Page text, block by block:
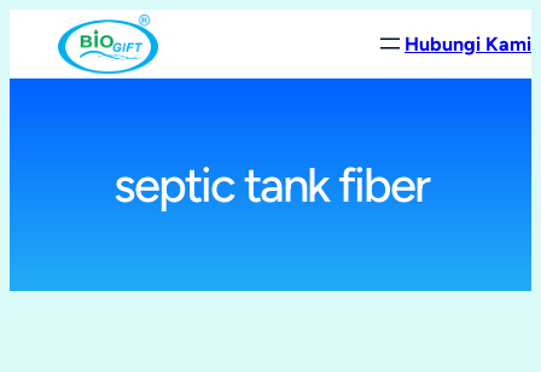
konten
Hubungi Kami
septic tank fiber